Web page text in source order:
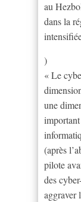
au
dans la
)
« Le
une
(après
pilote
des
aggraver